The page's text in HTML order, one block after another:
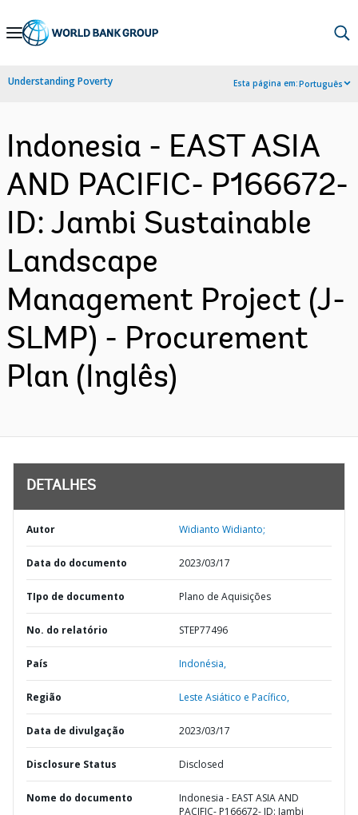
Skip
Navigation
Understanding Poverty Esta página em:Português
Indonesia - EAST ASIA
AND PACIFIC- P166672-
ID: Jambi Sustainable
Landscape
Management Project (J-
SLMP) - Procurement
Plan (Inglês)
DETALHES
Autor Widianto Widianto;
Data do documento 2023/03/17
TIpo de documento Plano de Aquisições
No. do relatório STEP77496
País Indonésia,
Região Leste Asiático e Pacífico,
Data de divulgação 2023/03/17
Disclosure Status Disclosed
Nome do documento
Indonesia - EAST ASIA AND
PACIFIC- P166672- ID: Jambi